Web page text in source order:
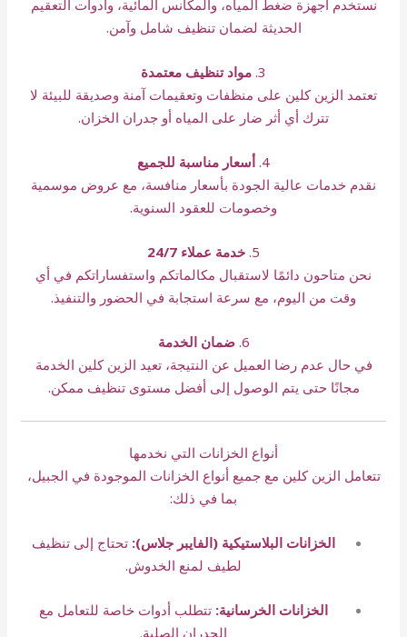
نستخدم أجهزة ضغط المياه، والمكانس المائية، وأدوات التعقيم
الحديثة لضمان تنظيف شامل وآمن.
3. مواد تنظيف معتمدة
تعتمد الزين كلين على منظفات وتعقيمات آمنة وصديقة للبيئة لا
تترك أي أثر ضار على المياه أو جدران الخزان.
4. أسعار مناسبة للجميع
نقدم خدمات عالية الجودة بأسعار منافسة، مع عروض موسمية
وخصومات للعقود السنوية.
5. خدمة عملاء 24/7
نحن متاحون دائمًا لاستقبال مكالماتكم واستفساراتكم في أي
وقت من اليوم، مع سرعة استجابة في الحضور والتنفيذ.
6. ضمان الخدمة
في حال عدم رضا العميل عن النتيجة، تعيد الزين كلين الخدمة
مجانًا حتى يتم الوصول إلى أفضل مستوى تنظيف ممكن.
أنواع الخزانات التي نخدمها
تتعامل الزين كلين مع جميع أنواع الخزانات الموجودة في الجبيل،
بما في ذلك:
الخزانات البلاستيكية (الفايبر جلاس): تحتاج إلى تنظيف
لطيف لمنع الخدوش.
الخزانات الخرسانية: تتطلب أدوات خاصة للتعامل مع
الجدران الصلبة.